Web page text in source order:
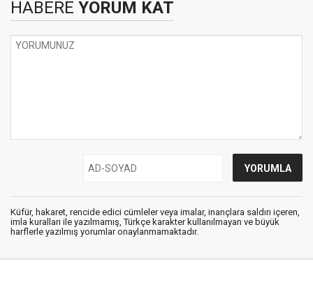
HABERE YORUM KAT
Küfür, hakaret, rencide edici cümleler veya imalar, inançlara saldırı içeren,
imla kuralları ile yazılmamış, Türkçe karakter kullanılmayan ve büyük
harflerle yazılmış yorumlar onaylanmamaktadır.